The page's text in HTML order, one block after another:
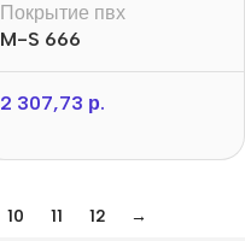
Покрытие пвх
M-S 666
2 307,73 р.
10 11 12 →